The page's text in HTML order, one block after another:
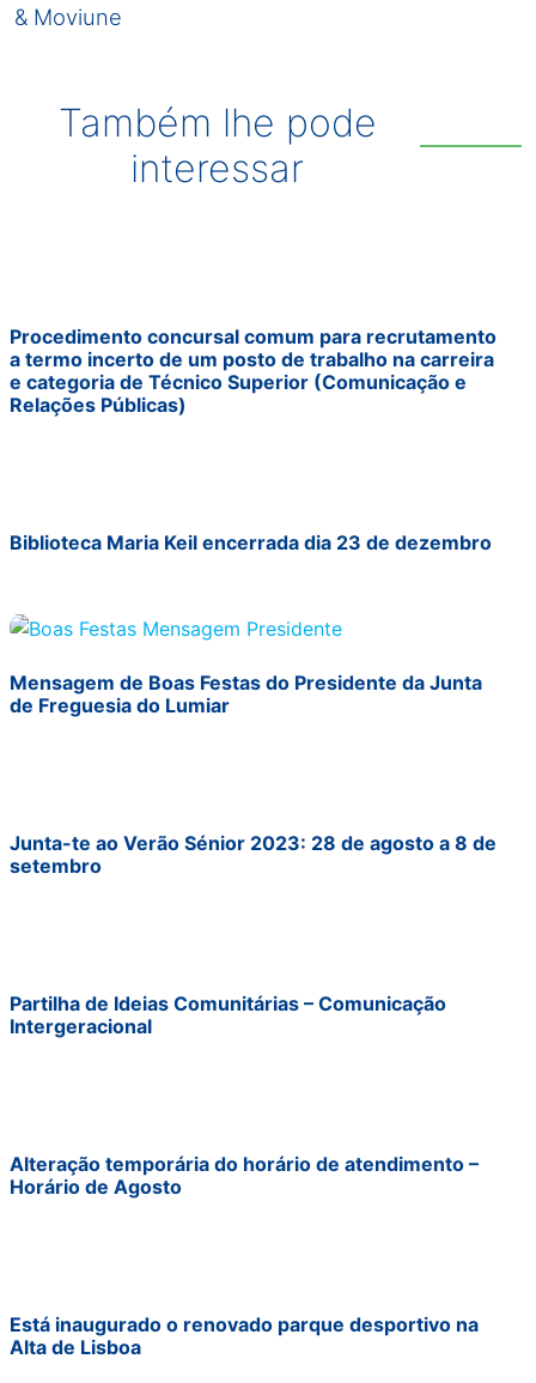
& Moviune
Também lhe pode
interessar
Procedimento concursal comum para recrutamento
a termo incerto de um posto de trabalho na carreira
e categoria de Técnico Superior (Comunicação e
Relações Públicas)
Biblioteca Maria Keil encerrada dia 23 de dezembro
Mensagem de Boas Festas do Presidente da Junta
de Freguesia do Lumiar
Junta-te ao Verão Sénior 2023: 28 de agosto a 8 de
setembro
Partilha de Ideias Comunitárias – Comunicação
Intergeracional
Alteração temporária do horário de atendimento –
Horário de Agosto
Está inaugurado o renovado parque desportivo na
Alta de Lisboa